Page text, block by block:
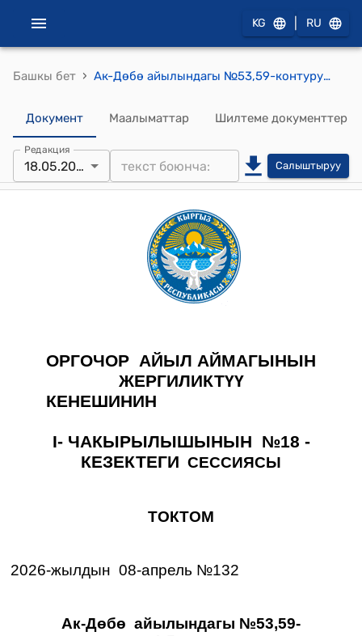
KG RU
Башкы бет › Ак-Дөбө айылындагы №53,59-контурундагы 1,5 га жерди туристик багытка өзгөртүү жөнүндө токтому
Документ Маалыматтар Шилтеме документтер
Редакция
18.05.2026 Салыштыруу